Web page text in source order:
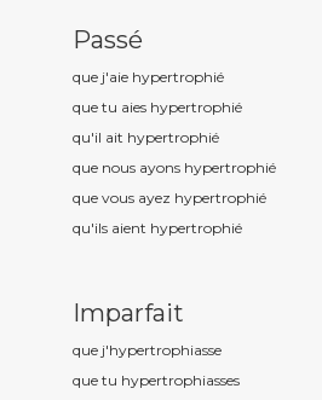
Passé
que j'aie hypertrophié
que tu aies hypertrophié
qu'il ait hypertrophié
que nous ayons hypertrophié
que vous ayez hypertrophié
qu'ils aient hypertrophié
Imparfait
que j'hypertrophiasse
que tu hypertrophiasses